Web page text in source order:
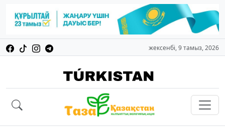
жексенбі, 9 тамыз, 2026